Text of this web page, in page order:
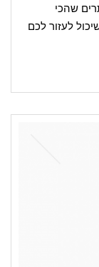
שהכי
לעזור לכם